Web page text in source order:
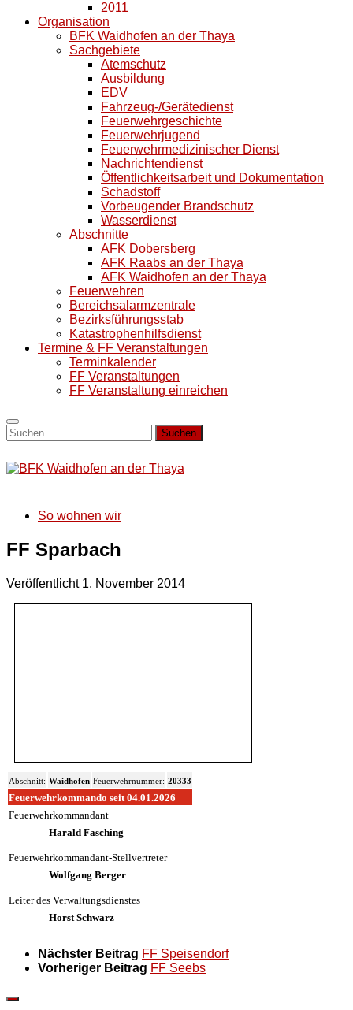
2011
Organisation
BFK Waidhofen an der Thaya
Sachgebiete
Atemschutz
Ausbildung
EDV
Fahrzeug-/Gerätedienst
Feuerwehrgeschichte
Feuerwehrjugend
Feuerwehrmedizinischer Dienst
Nachrichtendienst
Öffentlichkeitsarbeit und Dokumentation
Schadstoff
Vorbeugender Brandschutz
Wasserdienst
Abschnitte
AFK Dobersberg
AFK Raabs an der Thaya
AFK Waidhofen an der Thaya
Feuerwehren
Bereichsalarmzentrale
Bezirksführungsstab
Katastrophenhilfsdienst
Termine & FF Veranstaltungen
Terminkalender
FF Veranstaltungen
FF Veranstaltung einreichen
Suchen
nach:
So wohnen wir
FF Sparbach
Veröffentlicht 1. November 2014
Abschnitt: Waidhofen Feuerwehrnummer: 20333
Feuerwehrkommando seit 04.01.2026
Feuerwehrkommandant
Harald Fasching
Feuerwehrkommandant-Stellvertreter
Wolfgang Berger
Leiter des Verwaltungsdienstes
Horst Schwarz
Nächster Beitrag FF Speisendorf
Vorheriger Beitrag FF Seebs